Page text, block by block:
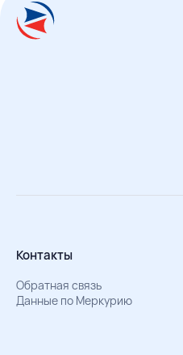
Контакты
Обратная связь
Данные по Меркурию